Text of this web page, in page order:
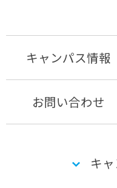
キャンパス情報
お問い合わせ
キ